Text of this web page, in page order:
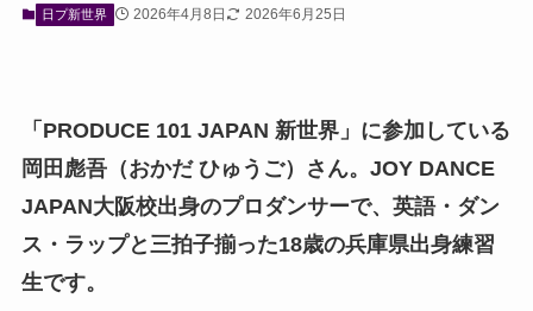
日プ新世界 2026年4月8日 2026年6月25日
「PRODUCE 101 JAPAN 新世界」に参加している
岡田彪吾（おかだ ひゅうご）さん。JOY DANCE
JAPAN大阪校出身のプロダンサーで、英語・ダン
ス・ラップと三拍子揃った18歳の兵庫県出身練習
生です。